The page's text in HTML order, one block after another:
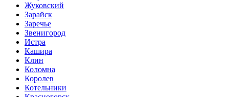
Жуковский
Зарайск
Заречье
Звенигород
Истра
Кашира
Клин
Коломна
Королев
Котельники